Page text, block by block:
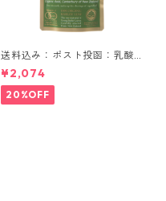
送料込み：ポスト投函：乳酸
菌入りニュージーランドの大
麦若葉 90g
¥2,074
20%OFF